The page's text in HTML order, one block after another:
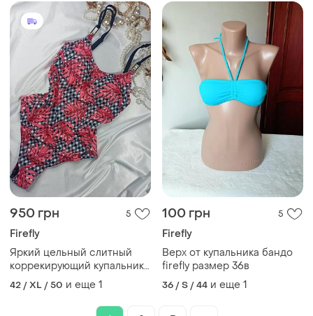
950 грн 5
Firefly
Яркий цельный слитный
коррекирующий купальник
с утяжкой живота firefly nani
42 / XL / 50 и еще 1
100 грн 5
Firefly
Верх от купальника бандо
firefly размер 36в
36 / S / 44 и еще 1